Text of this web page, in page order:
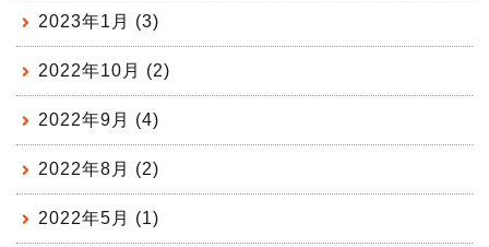
2023年1月 (3)
2022年10月 (2)
2022年9月 (4)
2022年8月 (2)
2022年5月 (1)